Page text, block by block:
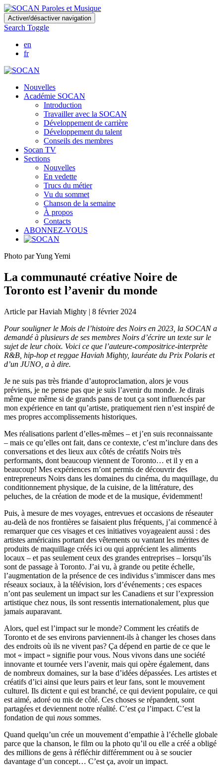
Skip
to
main
content
Activer/désactiver navigation
Search Toggle
en
fr
Nouvelles
Académie SOCAN
Introduction
Travailler avec la SOCAN
Développement de carrière
Développement du talent
Conseils des membres
Socan TV
Sections
Nouvelles
En vedette
Trucs du métier
Vu du sommet
Chanson de la semaine
À propos
Contacts
ABONNEZ-VOUS
Photo par Yung Yemi
La communauté créative Noire de
Toronto est l’avenir du monde
Article par Haviah Mighty | 8 février 2024
Pour souligner le Mois de l’histoire des Noirs en 2023, la SOCAN a
demandé à plusieurs de ses membres Noirs d’écrire un texte sur le
sujet de leur choix. Voici ce que l’auteure-compositrice-interprète
R&B, hip-hop et reggae Haviah Mighty, lauréate du Prix Polaris et
d’un JUNO, a à dire.
Je ne suis pas très friande d’autoproclamation, alors je vous
préviens, je ne pense pas que je suis l’avenir du monde. Je dirais
même que même si de grands pans de tout ça sont influencés par
mon expérience en tant qu’artiste, pratiquement rien n’est inspiré de
mes propres accomplissements historiques.
Mes réalisations parlent d’elles-mêmes – et j’en suis reconnaissante
– mais ce qu’elles ont fait, dans ce contexte, c’est m’inclure dans des
conversations et des lieux aux côtés de créatifs Noirs très
performants, dont beaucoup viennent de Toronto… et il y en a
beaucoup! Mes expériences m’ont permis de découvrir des
entrepreneurs Noirs dans les domaines du cinéma, du maquillage, du
conditionnement physique, de la cuisine, de la littérature, des
peluches, de la création de mode et de la musique, évidemment!
Puis, à mesure de mes voyages, entrevues et occasions de réseauter
au-delà de nos frontières se faisaient plus fréquents, j’ai commencé à
remarquer que ces visages et ces initiatives voyageaient aussi : des
artistes américains portant des vêtements ou vantant les mérites de
produits de maquillage créés ici ou qui apprécient les aliments
locaux – et pas seulement ceux des grandes entreprises – lorsqu’ils
sont de passage à Toronto. J’ai vu, à grande ou petite échelle,
l’augmentation de la présence de ces individus s’immiscer dans mes
réseaux sociaux, à la télévision, lors d’événements ; ces espaces
n’ont pas seulement un impact sur les Canadiens et sur l’expression
artistique chez nous, ils sont ressentis internationalement, plus que
jamais auparavant.
Alors, quel est l’impact sur le monde? Comment les créatifs de
Toronto et de ses environs parviennent-ils à changer les choses dans
des endroits où ils ne vivent pas? Ça dépend en partie de ce que le
mot « impact » signifie pour vous. Nous vivons dans une société
innovante et tournée vers l’avenir, mais qui opère également, dans
de nombreux domaines, sur la base d’idées dépassées. Les artistes et
créatifs d’ici ainsi que leurs pairs et leur fans, sont le mouvement
culturel. Ils dictent e qui est branché, ce qui devient populaire, ce qui
est aimé, adoré ou mis de côté. Ces choses se répandent, sont
partagées et deviennent notre réalité. C’est ça l’impact. C’est la
fondation de qui nous sommes.
Quand quelqu’un crée un mouvement d’empathie à l’échelle globale
parce que la chanson, le film ou la photo qu’il ou elle a créé a obligé
des millions de gens à réfléchir différemment ou à se soucier
davantage d’un concept… C’est ça, avoir un impact.